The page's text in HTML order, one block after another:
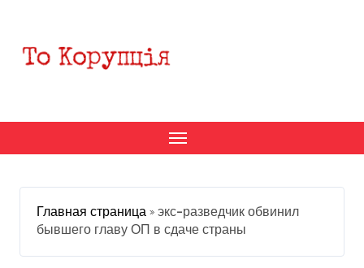
содержанию
Главная страница » экс-разведчик обвинил
бывшего главу ОП в сдаче страны